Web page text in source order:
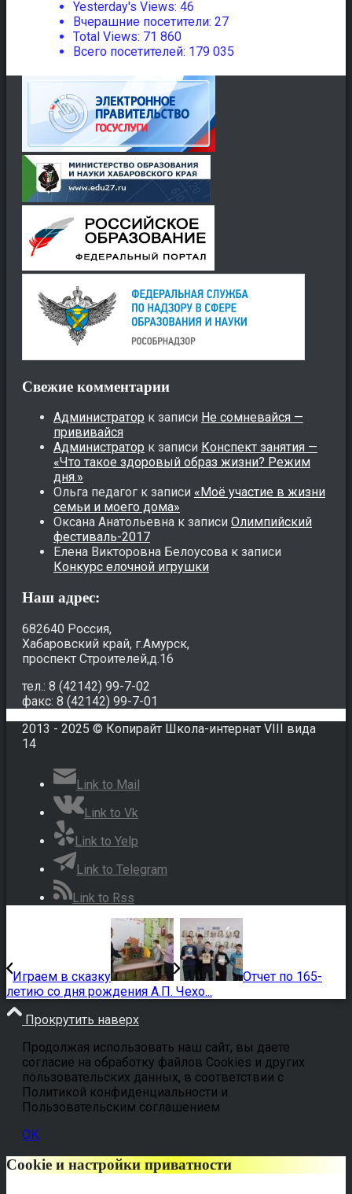
Yesterday's Views: 46
Вчерашние посетители: 27
Total Views: 71 860
Всего посетителей: 179 035
Свежие комментарии
Администратор к записи Не сомневайся —
прививайся
Администратор к записи Конспект занятия —
«Что такое здоровый образ жизни? Режим
дня.»
Ольга педагог к записи «Моё участие в жизни
семьи и моего дома»
Оксана Анатольевна к записи Олимпийский
фестиваль-2017
Елена Викторовна Белоусова к записи
Конкурс елочной игрушки
Наш адрес:
682640 Россия,
Хабаровский край, г.Амурск,
проспект Строителей,д.16
тел.: 8 (42142) 99-7-02
факс: 8 (42142) 99-7-01
2013 - 2025 © Копирайт Школа-интернат VIII вида
14
Link to Mail
Link to Vk
Link to Yelp
Link to Telegram
Link to Rss
Играем в сказку
Отчет по 165-
летию со дня рождения А.П. Чехо...
Прокрутить наверх
Продолжая использовать наш сайт, вы даете
согласие на обработку файлов Cookies и других
пользовательских данных, в соответствии с
Политикой конфиденциальности и
Пользовательским соглашением
OK
Cookie и настройки приватности